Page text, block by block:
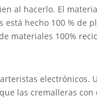
al hacerlo. El
hecho 100 % de
materiales 100%
electrónicos.
las cremalleras